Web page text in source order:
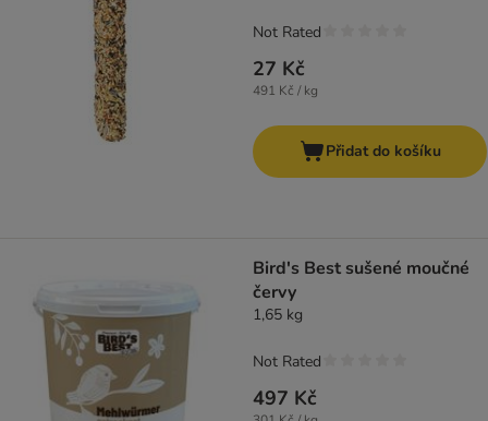
27 Kč
491 Kč / kg
Not Rated
Přidat do košíku
Bird's Best sušené moučné
červy
1,65 kg
497 Kč
Not Rated